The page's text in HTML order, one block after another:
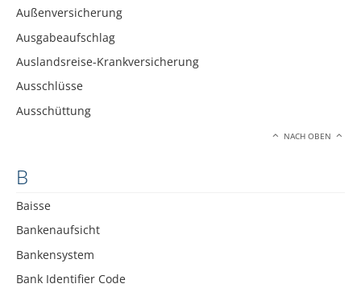
Außenversicherung
Ausgabeaufschlag
Auslandsreise-Krankversicherung
Ausschlüsse
Ausschüttung
NACH OBEN
B
Baisse
Bankenaufsicht
Bankensystem
Bank Identifier Code